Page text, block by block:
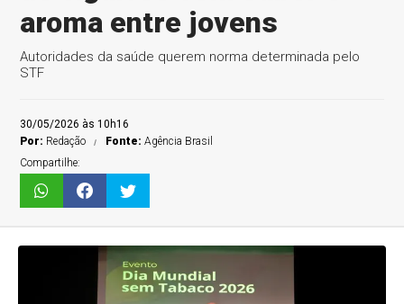
aroma entre jovens
Autoridades da saúde querem norma determinada pelo
STF
30/05/2026 às 10h16
Por: Redação Fonte:Agência Brasil
Compartilhe: